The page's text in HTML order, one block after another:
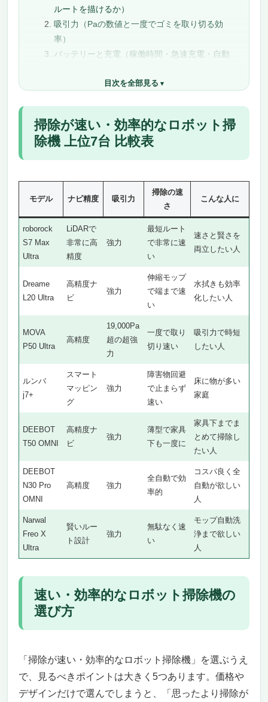
ルートを描けるか）
吸引力（Paの数値と一度でゴミを取り切る効
率）
バッテリーと充電（稼働時間・急速充電・自動
間取り対応・部屋指定（広い家でも効率よく回
る効率）
掃除が速い・効率的なロボット掃除機おすすめ19
選【2026年最新ランキング】
ピングで最短ルートを描く速さの王者
2位 Dreame L20 Ultra｜伸縮モップで端まで効
率的、自動洗浄乾燥で手間ゼロ
3位 MOVA P50 Ultra｜19,000Pa超の超強力吸
引で一度で取り切る時短モデル
止まらず効率清掃
5位 ECOVACS DEEBOT T50 OMNI｜薄型ボデ
ィで家具下も一度に効率清掃
6位 ECOVACS DEEBOT N30 Pro OMNI｜全自
動OMNIと強力吸引でコスパ良く効率清掃
7位 Narwal Freo X Ultra｜賢いルート設計とモ
ップ自動洗浄乾燥で全自動
8位 TP-Link Tapo RV20 Max Plus｜LiDARナビ
と薄型ボディでコスパ良く効率清掃
9位 Anker Eufy Clean X8 Pro｜ツインターボ吸
引とマッピングで効率清掃
10位 Anker Eufy Omni C20｜高性能モップと自
動メンテで効率清掃
11位 ECOVACS DEEBOT N20 PRO PLUS｜強
力吸引と自動ゴミ収集でコスパ良く効率清掃
12位 ルンバ 105 Combo + AutoEmpty｜吸引＋
13位 ルンバ Plus 405 Combo｜吸引＋水拭きと
圧縮機能で効率的な2in1
15位 EUREKA E20PLUS｜自動ゴミ収集とコス
パ良い吸引で効率清掃
17位 SwitchBot K10+ Pro｜超小型・静音で狭
18位 SwitchBot K10+｜超小型・超軽量・静音
で手軽に効率清掃
目次を全部見る
掃除が速い・効率的なロボット掃
除機 上位7台 比較表
モデル ナビ精度 吸引力
掃除の速
さ
こんな人に
roborock
S7 Max
Ultra
LiDARで
非常に高
精度
強力
最短ルート
で非常に速
い
速さと賢さを
両立したい人
Dreame
L20 Ultra
高精度ナ
ビ
強力
伸縮モップ
で端まで速
い
水拭きも効率
化したい人
MOVA
P50 Ultra
高精度
19,000Pa
超の超強
力
一度で取り
切り速い
吸引力で時短
したい人
ルンバ
j7+
スマート
マッピン
グ
強力
障害物回避
で止まらず
速い
床に物が多い
家庭
DEEBOT
T50 OMNI
高精度ナ
ビ
強力
薄型で家具
下も一度に
家具下までま
とめて掃除し
たい人
DEEBOT
N30 Pro
OMNI
高精度 強力
全自動で効
率的
コスパ良く全
自動が欲しい
人
Narwal
Freo X
Ultra
賢いルー
ト設計
強力
無駄なく速
い
モップ自動洗
浄まで欲しい
人
速い・効率的なロボット掃除機の
選び方
「掃除が速い・効率的なロボット掃除機」を選ぶうえ
で、見るべきポイントは大きく5つあります。価格や
デザインだけで選んでしまうと、「思ったより掃除が